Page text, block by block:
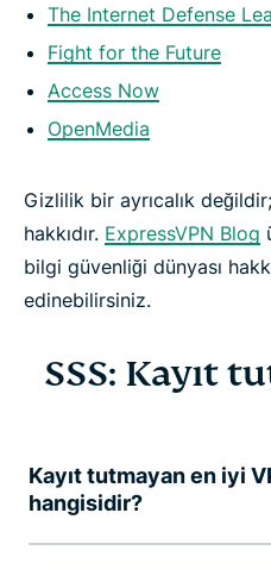
The Internet Defense
Fight for the Future
Access Now
OpenMedia
Gizlilik bir ayrıcalık
hakkıdır. ExpressVPN Blog
bilgi güvenliği dünyası
edinebilirsiniz.
SSS: Kayıt
Kayıt tutmayan en iyi
hangisidir?